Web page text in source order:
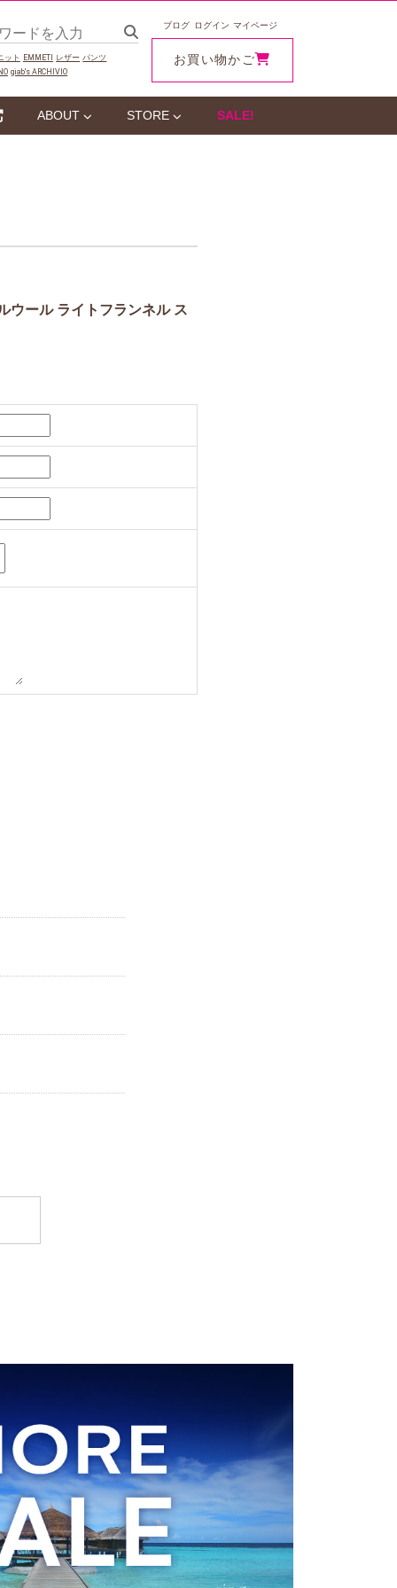
ット EMMETI レザー パンツ
giab‘s ARCHIVIO
ブログ ログイン マイページ
お買い物かご
ABOUT STORE SALE!
ウール ライトフランネル ス